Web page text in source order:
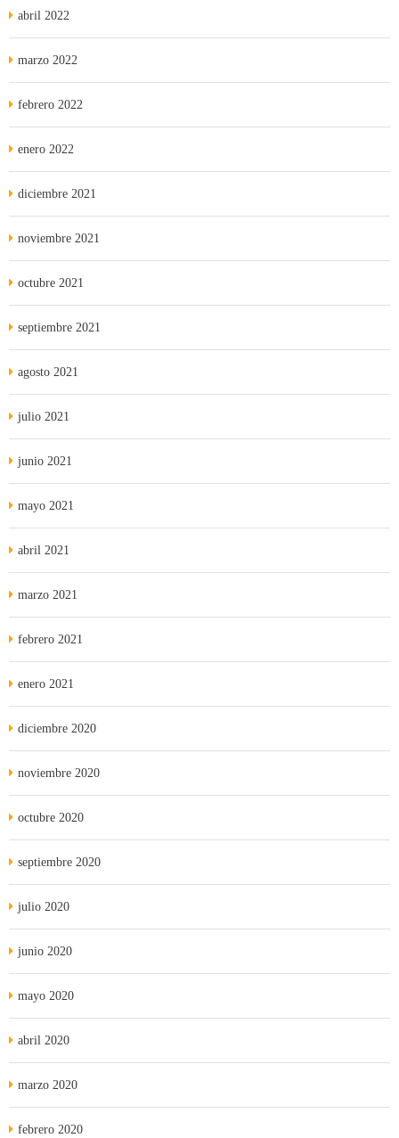
abril 2022
marzo 2022
febrero 2022
enero 2022
diciembre 2021
noviembre 2021
octubre 2021
septiembre 2021
agosto 2021
julio 2021
junio 2021
mayo 2021
abril 2021
marzo 2021
febrero 2021
enero 2021
diciembre 2020
noviembre 2020
octubre 2020
septiembre 2020
julio 2020
junio 2020
mayo 2020
abril 2020
marzo 2020
febrero 2020